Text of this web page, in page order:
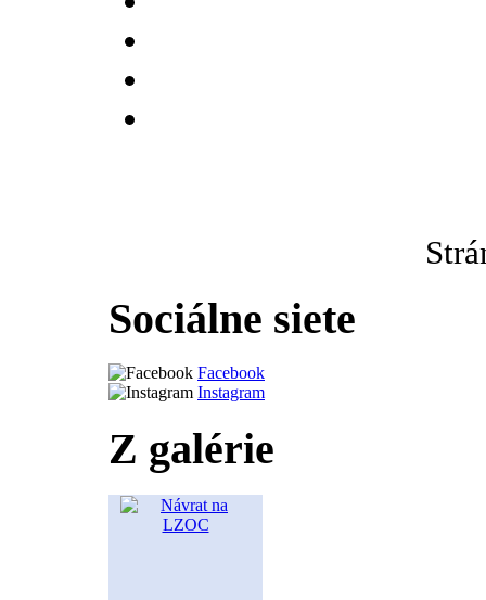
Sociálne siete
Facebook
Instagram
Z galérie